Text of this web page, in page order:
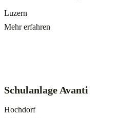
Luzern
Mehr erfahren
Schulanlage Avanti
Hochdorf